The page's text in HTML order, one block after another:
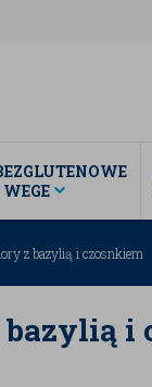
z bazylią i czosnkiem
i